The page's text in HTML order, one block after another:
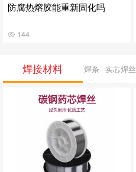
防腐热熔胶能重新固化吗
144
焊接材料 焊条 实芯焊丝